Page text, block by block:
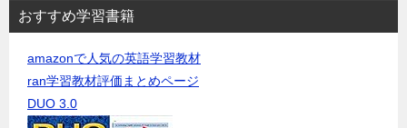
おすすめ学習書籍
amazonで人気の英語学習教材
ran学習教材評価まとめページ
DUO 3.0